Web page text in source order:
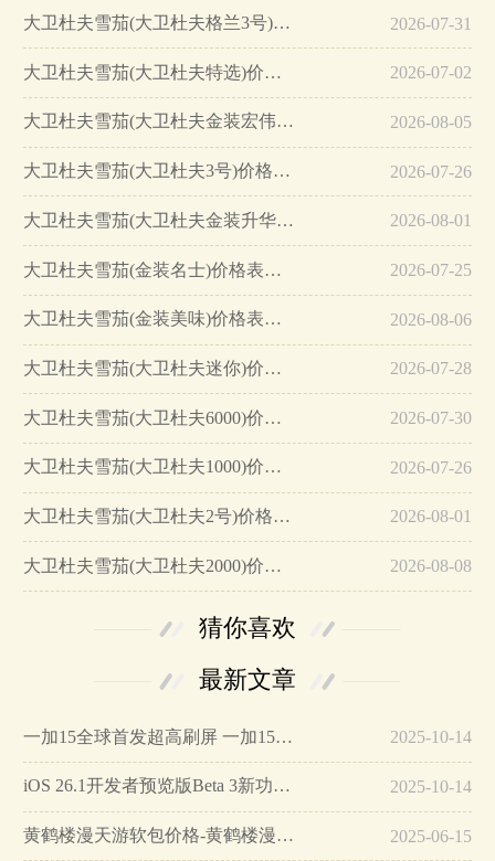
大卫杜夫雪茄(大卫杜夫格兰3号)价格表图 大卫杜夫格兰3号多少钱… 2026-07-31
大卫杜夫雪茄(大卫杜夫特选)价格表图 大卫杜夫特选多少钱… 2026-07-02
大卫杜夫雪茄(大卫杜夫金装宏伟)价格表图 大卫杜夫金装宏伟多少钱… 2026-08-05
大卫杜夫雪茄(大卫杜夫3号)价格表图 大卫杜夫3号价格多少… 2026-07-26
大卫杜夫雪茄(大卫杜夫金装升华)价格表图 大卫杜夫金装升华雪茄多少钱… 2026-08-01
大卫杜夫雪茄(金装名士)价格表图 大卫杜夫金装名士雪茄多少钱… 2026-07-25
大卫杜夫雪茄(金装美味)价格表图 大卫杜夫金装美味多少钱… 2026-08-06
大卫杜夫雪茄(大卫杜夫迷你)价格表图 大卫杜夫迷你雪茄价格多少… 2026-07-28
大卫杜夫雪茄(大卫杜夫6000)价格表图 大卫杜夫6000雪茄多少钱… 2026-07-30
大卫杜夫雪茄(大卫杜夫1000)价格表图 大卫杜夫1000价格是多少… 2026-07-26
大卫杜夫雪茄(大卫杜夫2号)价格表图 大卫杜夫2号雪茄多少钱… 2026-08-01
大卫杜夫雪茄(大卫杜夫2000)价格表图 大卫杜夫雪茄2000价格多少… 2026-08-08
猜你喜欢
最新文章
一加15全球首发超高刷屏 一加15参数详细配置… 2025-10-14
iOS 26.1开发者预览版Beta 3新功能详解… 2025-10-14
黄鹤楼漫天游软包价格-黄鹤楼漫天游软包多少钱一盒… 2025-06-15